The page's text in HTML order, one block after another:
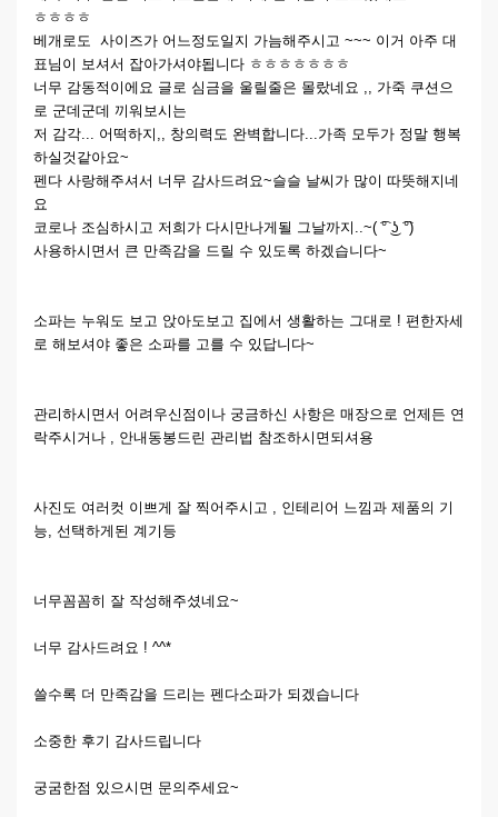
ㅎㅎㅎㅎ
베개로도 사이즈가 어느정도일지 가늠해주시고 ~~~ 이거 아주 대
표님이 보셔서 잡아가셔야됩니다 ㅎㅎㅎㅎㅎㅎㅎ
너무 감동적이에요 글로 심금을 울릴줄은 몰랐네요 ,, 가죽 쿠션으
로 군데군데 끼워보시는
저 감각... 어떡하지,, 창의력도 완벽합니다...가족 모두가 정말 행복
하실것같아요~
펜다 사랑해주셔서 너무 감사드려요~슬슬 날씨가 많이 따뜻해지네
요
코로나 조심하시고 저희가 다시만나게될 그날까지..~( ͡° ͜ʖ ͡°)
사용하시면서 큰 만족감을 드릴 수 있도록 하겠습니다~
소파는 누워도 보고 앉아도보고 집에서 생활하는 그대로 ! 편한자세
로 해보셔야 좋은 소파를 고를 수 있답니다~
관리하시면서 어려우신점이나 궁금하신 사항은 매장으로 언제든 연
락주시거나 , 안내동봉드린 관리법 참조하시면되셔용
사진도 여러컷 이쁘게 잘 찍어주시고 , 인테리어 느낌과 제품의 기
능, 선택하게된 계기등
너무꼼꼼히 잘 작성해주셨네요~
너무 감사드려요 ! ^^*
쓸수록 더 만족감을 드리는 펜다소파가 되겠습니다
소중한 후기 감사드립니다
궁굼한점 있으시면 문의주세요~